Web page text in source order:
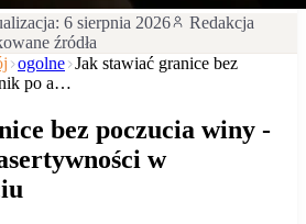
6 sierpnia 2026
Redakcja
źródła
ogolne Jak stawiać granice bez
po a…
bez poczucia winy -
w